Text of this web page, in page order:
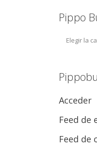
Pippo
Acceder
Feed de
Feed de